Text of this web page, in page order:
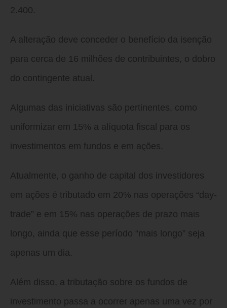
2.400.
A alteração deve conceder o benefício da isenção
para cerca de 16 milhões de contribuintes, o dobro
do contingente atual.
Algumas das iniciativas são pertinentes, como
uniformizar em 15% a alíquota fiscal para os
investimentos em fundos e em ações.
Atualmente, o ganho de capital dos investidores
em ações é tributado em 20% nas operações “day-
trade” e em 15% nas operações de prazo mais
longo, ainda que esse período “mais longo” seja
apenas um dia.
Além disso, a tributação sobre os fundos de
investimento passa a ocorrer apenas uma vez por